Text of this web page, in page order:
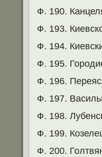
Ф. 190.
Ф. 193.
Ф. 194.
Ф. 195.
Ф. 196.
Ф. 197.
Ф. 198.
Ф. 199.
Ф. 200.